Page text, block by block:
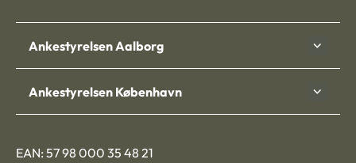
Ankestyrelsen Aalborg
Ankestyrelsen København
EAN: 57 98 000 35 48 21